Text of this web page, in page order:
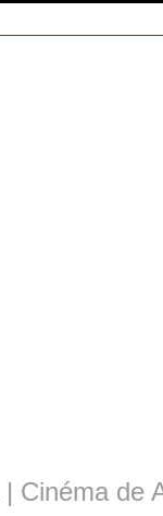
| Cinéma de